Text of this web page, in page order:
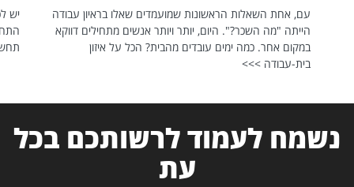
עם, אחת השאלות הראשונות שמועמדים שאלו בראיון עבודה
הייתה "מה השכר?". היום, יותר ויותר אנשים מתחילים דווקא
במקום אחר. כמה ימים עובדים מהבית? הכל על איזון
בית-עבודה >>>
יש
נשמח לעמוד לרשותכם בכל
עת